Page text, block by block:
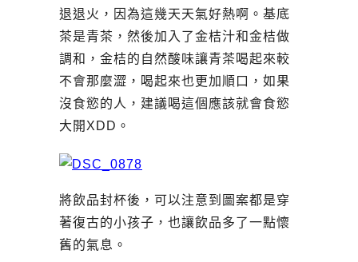
退退火，因為這幾天天氣好熱啊。基底
茶是青茶，然後加入了金桔汁和金桔做
調和，金桔的自然酸味讓青茶喝起來較
不會那麼澀，喝起來也更加順口，如果
沒食慾的人，建議喝這個應該就會食慾
大開XDD。
將飲品封杯後，可以注意到圖案都是穿
著復古的小孩子，也讓飲品多了一點懷
舊的氣息。